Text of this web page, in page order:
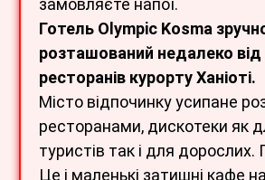
Готель Olympic Kosma
розташований недалеко від
ресторанів курорту Ханіоті.
Місто відпочинку усипане
ресторанами, дискотеки як
туристів так і для дорослих.
Це і маленькі затишні кафе